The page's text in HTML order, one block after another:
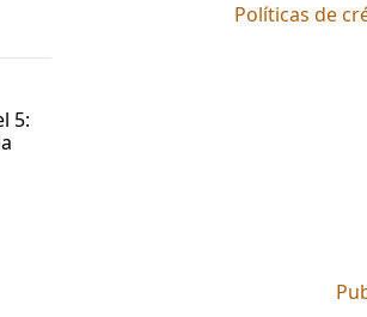
5:
Políticas de